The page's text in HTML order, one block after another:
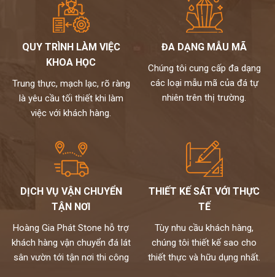
QUY TRÌNH LÀM VIỆC
KHOA HỌC
Trung thực, mạch lạc, rõ ràng
là yêu cầu tối thiết khi làm
việc với khách hàng.
ĐA DẠNG MẪU MÃ
Chúng tôi cung cấp đa dạng
các loại mẫu mã của đá tự
nhiên trên thị trường.
DỊCH VỤ VẬN CHUYỂN
TẬN NƠI
Hoàng Gia Phát Stone hỗ trợ
khách hàng vận chuyển đá lát
sân vườn tới tận nơi thi công
THIẾT KẾ SÁT VỚI THỰC
TẾ
Tùy nhu cầu khách hàng,
chúng tôi thiết kế sao cho
thiết thực và hữu dụng nhất.